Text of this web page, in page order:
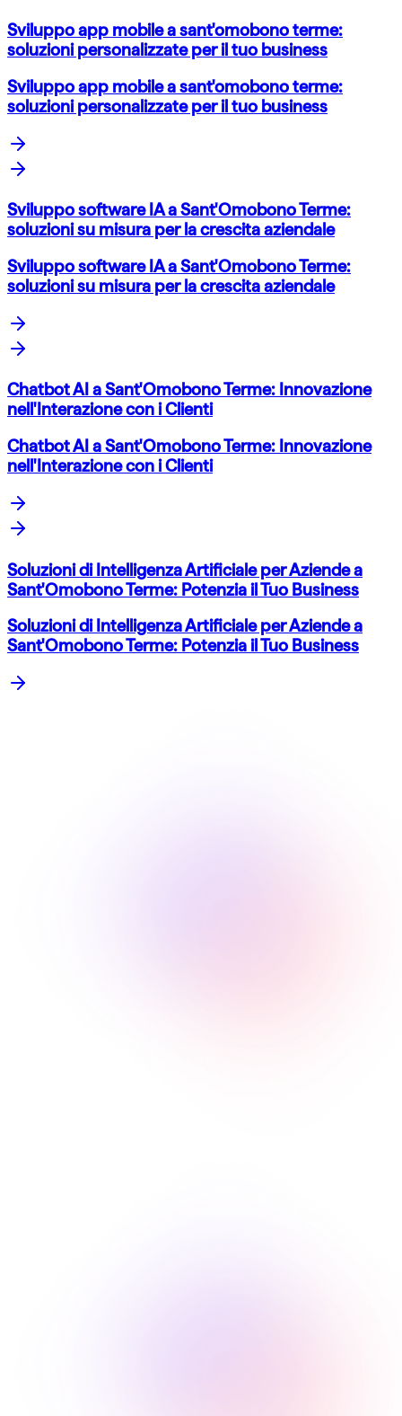
Sviluppo app mobile a sant'omobono terme:
soluzioni personalizzate per il tuo business
Sviluppo app mobile a sant'omobono terme:
soluzioni personalizzate per il tuo business
Sviluppo software IA a Sant'Omobono Terme:
soluzioni su misura per la crescita aziendale
Sviluppo software IA a Sant'Omobono Terme:
soluzioni su misura per la crescita aziendale
Chatbot AI a Sant'Omobono Terme: Innovazione
nell'Interazione con i Clienti
Chatbot AI a Sant'Omobono Terme: Innovazione
nell'Interazione con i Clienti
Soluzioni di Intelligenza Artificiale per Aziende a
Sant'Omobono Terme: Potenzia il Tuo Business
Soluzioni di Intelligenza Artificiale per Aziende a
Sant'Omobono Terme: Potenzia il Tuo Business